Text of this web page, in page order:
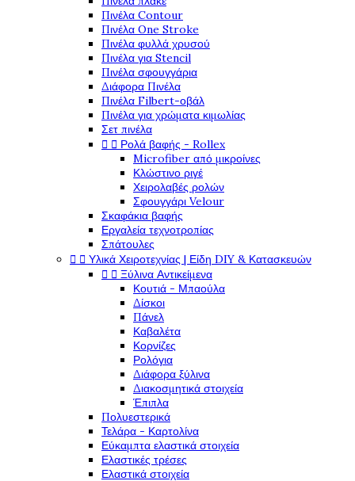
Πινέλα Contour
Πινέλα One Stroke
Πινέλα φυλλά χρυσού
Πινέλα για Stencil
Πινέλα σφουγγάρια
Διάφορα Πινέλα
Πινέλα Filbert-οβάλ
Πινέλα για χρώματα κιμωλίας
Σετ πινέλα
  Ρολά βαφής - Rollex
Microfiber από μικροίνες
Κλώστινο ριγέ
Χειρολαβές ρολών
Σφουγγάρι Velour
Σκαφάκια βαφής
Εργαλεία τεχνοτροπίας
Σπάτουλες
  Υλικά Χειροτεχνίας | Είδη DIY & Κατασκευών
  Ξύλινα Αντικείμενα
Κουτιά - Μπαούλα
Δίσκοι
Πάνελ
Καβαλέτα
Κορνίζες
Ρολόγια
Διάφορα ξύλινα
Διακοσμητικά στοιχεία
Έπιπλα
Πολυεστερικά
Τελάρα - Καρτολίνα
Εύκαμπτα ελαστικά στοιχεία
Ελαστικές τρέσες
Ελαστικά στοιχεία